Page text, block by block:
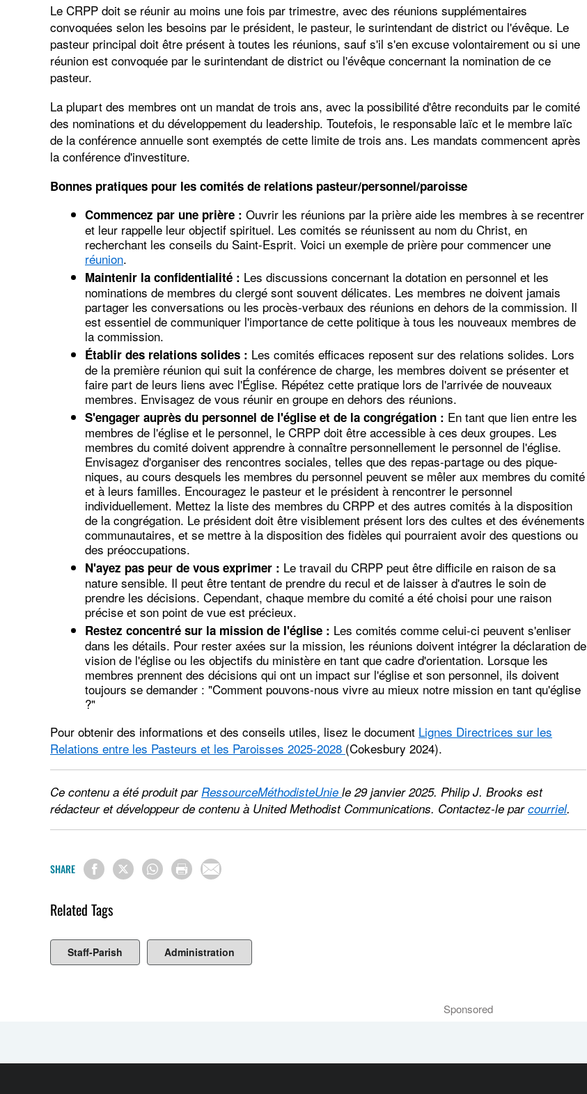
Le CRPP doit se réunir au moins une fois par trimestre, avec des réunions supplémentaires
convoquées selon les besoins par le président, le pasteur, le surintendant de district ou l'évêque. Le
pasteur principal doit être présent à toutes les réunions, sauf s'il s'en excuse volontairement ou si une
réunion est convoquée par le surintendant de district ou l'évêque concernant la nomination de ce
pasteur.
La plupart des membres ont un mandat de trois ans, avec la possibilité d'être reconduits par le comité
des nominations et du développement du leadership. Toutefois, le responsable laïc et le membre laïc
de la conférence annuelle sont exemptés de cette limite de trois ans. Les mandats commencent après
la conférence d'investiture.
Bonnes pratiques pour les comités de relations pasteur/personnel/paroisse
Commencez par une prière : Ouvrir les réunions par la prière aide les membres à se recentrer
et leur rappelle leur objectif spirituel. Les comités se réunissent au nom du Christ, en
recherchant les conseils du Saint-Esprit. Voici un exemple de prière pour commencer une
réunion.
Maintenir la confidentialité : Les discussions concernant la dotation en personnel et les
nominations de membres du clergé sont souvent délicates. Les membres ne doivent jamais
partager les conversations ou les procès-verbaux des réunions en dehors de la commission. Il
est essentiel de communiquer l'importance de cette politique à tous les nouveaux membres de
la commission.
Établir des relations solides : Les comités efficaces reposent sur des relations solides. Lors
de la première réunion qui suit la conférence de charge, les membres doivent se présenter et
faire part de leurs liens avec l'Église. Répétez cette pratique lors de l'arrivée de nouveaux
membres. Envisagez de vous réunir en groupe en dehors des réunions.
S'engager auprès du personnel de l'église et de la congrégation : En tant que lien entre les
membres de l'église et le personnel, le CRPP doit être accessible à ces deux groupes. Les
membres du comité doivent apprendre à connaître personnellement le personnel de l'église.
Envisagez d'organiser des rencontres sociales, telles que des repas-partage ou des pique-
niques, au cours desquels les membres du personnel peuvent se mêler aux membres du comité
et à leurs familles. Encouragez le pasteur et le président à rencontrer le personnel
individuellement. Mettez la liste des membres du CRPP et des autres comités à la disposition
de la congrégation. Le président doit être visiblement présent lors des cultes et des événements
communautaires, et se mettre à la disposition des fidèles qui pourraient avoir des questions ou
des préoccupations.
N'ayez pas peur de vous exprimer : Le travail du CRPP peut être difficile en raison de sa
nature sensible. Il peut être tentant de prendre du recul et de laisser à d'autres le soin de
prendre les décisions. Cependant, chaque membre du comité a été choisi pour une raison
précise et son point de vue est précieux.
Restez concentré sur la mission de l'église : Les comités comme celui-ci peuvent s'enliser
dans les détails. Pour rester axées sur la mission, les réunions doivent intégrer la déclaration de
vision de l'église ou les objectifs du ministère en tant que cadre d'orientation. Lorsque les
membres prennent des décisions qui ont un impact sur l'église et son personnel, ils doivent
toujours se demander : "Comment pouvons-nous vivre au mieux notre mission en tant qu'église
?"
Pour obtenir des informations et des conseils utiles, lisez le document Lignes Directrices sur les
Relations entre les Pasteurs et les Paroisses 2025-2028 (Cokesbury 2024).
Ce contenu a été produit par RessourceMéthodisteUnie le 29 janvier 2025. Philip J. Brooks est
rédacteur et développeur de contenu à United Methodist Communications. Contactez-le parcourriel.
SHARE
Related Tags
Staff-Parish Administration
Sponsored